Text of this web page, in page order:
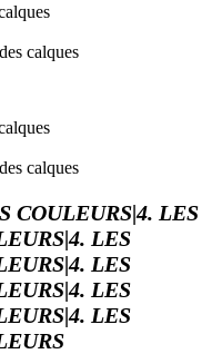
calques
calques
COULEURS|4. LES
LES
LES
LES
LES